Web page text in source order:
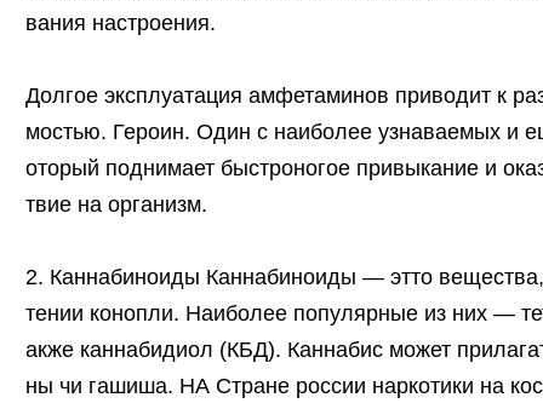
вания настроения.
Долгое эксплуатация амфетаминов приводит к
мостью. Героин. Один с наиболее узнаваемых и
оторый поднимает быстроногое привыкание и
твие на организм.
2. Каннабиноиды Каннабиноиды — этто
тении конопли. Наиболее популярные из них —
акже каннабидиол (КБД). Каннабис может
ны чи гашиша. НА Стране россии наркотики на